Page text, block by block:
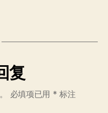
复
必填项已用 * 标注